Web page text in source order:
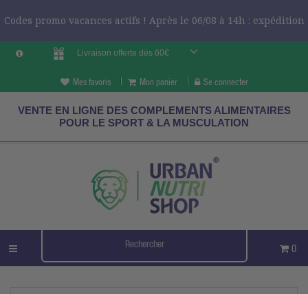
Codes promo vacances actifs ! Après le 06/08 à 14h : expédition
Livraison offerte dès 60€
Mes favoris Mon panier Se connecter
VENTE EN LIGNE DES COMPLEMENTS ALIMENTAIRES
POUR LE SPORT & LA MUSCULATION
0